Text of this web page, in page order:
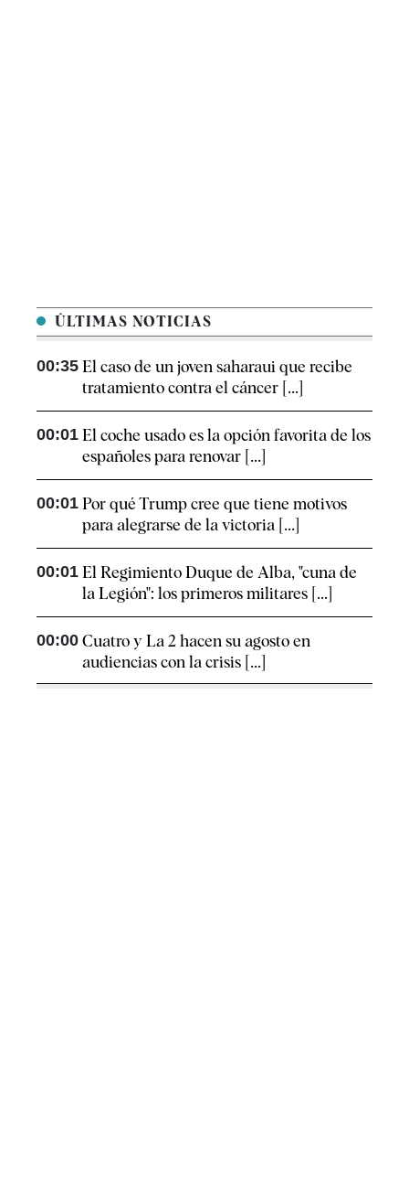
ÚLTIMAS NOTICIAS
00:35 El caso de un joven saharaui que recibe
tratamiento contra el cáncer [...]
00:01 El coche usado es la opción favorita de los
españoles para renovar [...]
00:01 Por qué Trump cree que tiene motivos
para alegrarse de la victoria [...]
00:01 El Regimiento Duque de Alba, "cuna de
la Legión": los primeros militares [...]
00:00 Cuatro y La 2 hacen su agosto en
audiencias con la crisis [...]